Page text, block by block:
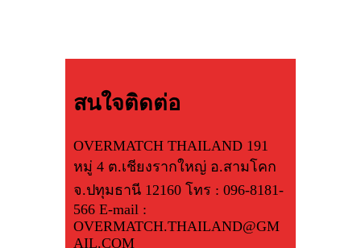
สนใจติดต่อ
OVERMATCH THAILAND 191
หมู่ 4 ต.เชียงรากใหญ่ อ.สามโคก
จ.ปทุมธานี 12160 โทร : 096-8181-
566 E-mail :
OVERMATCH.THAILAND@GM
AIL.COM